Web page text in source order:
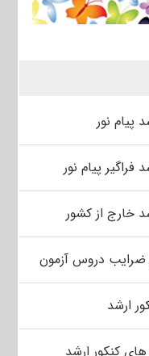
پیام نور
فراگیر پیام نور
خارج از کشور
دروس آزمون
ارشد
کنکور ارشد